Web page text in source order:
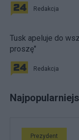
Redakcja
Tusk apeluje do
proszę"
Redakcja
Prezydent